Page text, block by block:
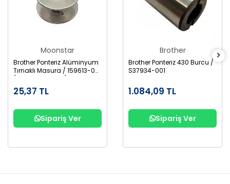
Moonstar
Brother Ponteriz Alüminyum
Tırnaklı Masura / 159613-001
(B1827-280-000)
25,37 TL
Sipariş Ver
Brother
Brother Ponteriz 430 Burcu /
S37934-001
1.084,09 TL
Sipariş Ver